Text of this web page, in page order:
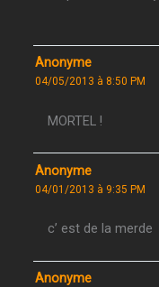
Anonyme
04/05/2013 à 8:50 PM
MORTEL !
Anonyme
04/01/2013 à 9:35 PM
c’ est de la merde
Anonyme